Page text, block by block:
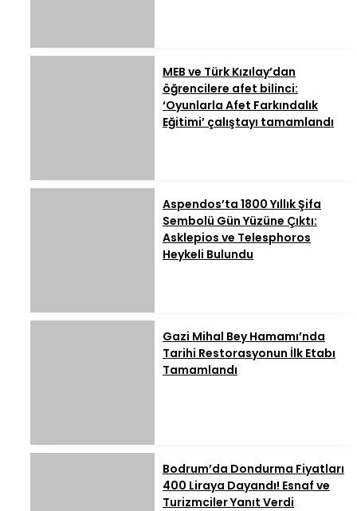
MEB ve Türk Kızılay’dan
öğrencilere afet bilinci:
‘Oyunlarla Afet Farkındalık
Eğitimi’ çalıştayı tamamlandı
Aspendos’ta 1800 Yıllık Şifa
Sembolü Gün Yüzüne Çıktı:
Asklepios ve Telesphoros
Heykeli Bulundu
Gazi Mihal Bey Hamamı’nda
Tarihi Restorasyonun İlk Etabı
Tamamlandı
Bodrum’da Dondurma Fiyatları
400 Liraya Dayandı! Esnaf ve
Turizmciler Yanıt Verdi